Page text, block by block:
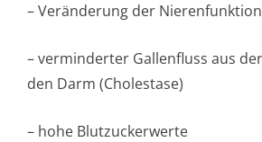
– Veränderung der
– verminderter Gallenfluss aus
den Darm (Cholestase)
– hohe Blutzuckerwerte